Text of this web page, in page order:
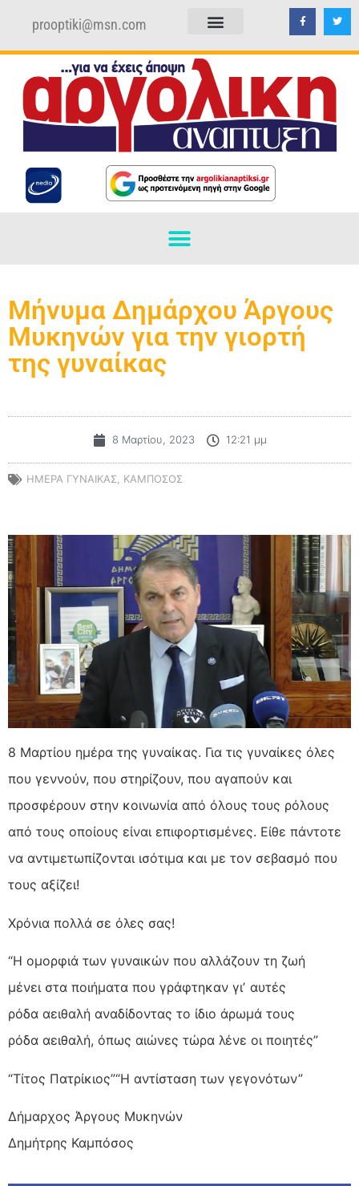
prooptiki@msn.com
Μήνυμα Δημάρχου Άργους
Μυκηνών για την γιορτή
της γυναίκας
8 Μαρτίου, 2023 12:21 μμ
ΗΜΕΡΑ ΓΥΝΑΙΚΑΣ, ΚΑΜΠΟΣΟΣ
8 Μαρτίου ημέρα της γυναίκας. Για τις γυναίκες όλες
που γεννούν, που στηρίζουν, που αγαπούν και
προσφέρουν στην κοινωνία από όλους τους ρόλους
από τους οποίους είναι επιφορτισμένες. Είθε πάντοτε
να αντιμετωπίζονται ισότιμα και με τον σεβασμό που
τους αξίζει!
Χρόνια πολλά σε όλες σας!
“Η ομορφιά των γυναικών που αλλάζουν τη ζωή
μένει στα ποιήματα που γράφτηκαν γιʼ αυτές
ρόδα αειθαλή αναδίδοντας το ίδιο άρωμά τους
ρόδα αειθαλή, όπως αιώνες τώρα λένε οι ποιητές”
“Τίτος Πατρίκιος”“Η αντίσταση των γεγονότων”
Δήμαρχος Άργους Μυκηνών
Δημήτρης Καμπόσος